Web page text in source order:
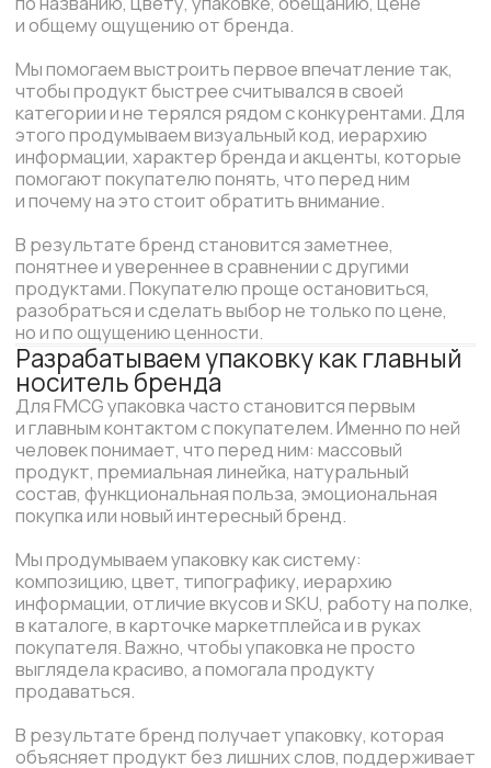
Мы продумываем упаковку как систему:
композицию, цвет, типографику, иерархию
информации, отличие вкусов и SKU, работу на полке,
покупателя. Важно, чтобы упаковка не просто
выглядела красиво, а помогала продукту
продаваться.
В результате бренд получает упаковку, которая
объясняет продукт без лишних слов, поддерживает
позиционирование и помогает линейке выглядеть
цельно, профессионально и готово к развитию.
Собираем визуальную систему для
всей линейки
Когда у бренда несколько вкусов, форматов,
объёмов или категорий, появляется риск
визуального хаоса: один продукт выглядит
отдельно, другой не похож на первый, линейка
не собирается в единый бренд. Для FMCG это
особенно важно, потому что узнаваемость
напрямую влияет на повторный выбор.
Мы создаём систему, в которой бренд сохраняет
общий визуальный код, но каждый продукт внутри
линейки остаётся понятным и отличимым.
Продумываем правила для упаковки, этикеток,
коробок, саше, карточек, рекламных материалов,
сайта, соцсетей и будущих запусков.
Так компания получает не один удачный макет,
а основу для роста: бренд можно расширять,
добавлять новые SKU, запускать сезонные
продукты и выходить в новые каналы без потери
Адаптируем бренд под разные точки
продаж
FMCG-продукт редко живёт только на одной полке.
Его видят в магазине, на маркетплейсе, в рекламе,
в соцсетях, в презентации для сети или в каталоге
поставщика. Везде контекст разный, но образ
бренда должен оставаться цельным.
Мы адаптируем визуальную систему под разные
форматы коммуникации, чтобы бренд
в другой. Сохраняем характер, усиливаем нужные
акценты и помогаем продукту выглядеть
профессионально в любой среде.